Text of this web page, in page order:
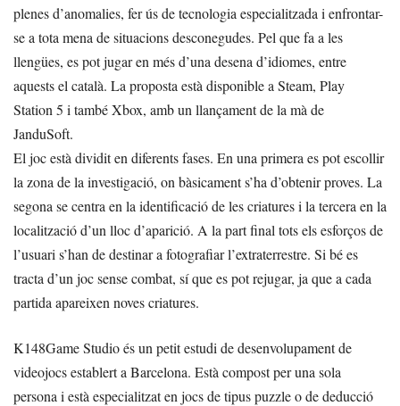
plenes d’anomalies, fer ús de tecnologia especialitzada i enfrontar-
se a tota mena de situacions desconegudes. Pel que fa a les
llengües, es pot jugar en més d’una desena d’idiomes, entre
aquests el català. La proposta està disponible a Steam, Play
Station 5 i també Xbox, amb un llançament de la mà de
JanduSoft.
El joc està dividit en diferents fases. En una primera es pot escollir
la zona de la investigació, on bàsicament s’ha d’obtenir proves. La
segona se centra en la identificació de les criatures i la tercera en la
localització d’un lloc d’aparició. A la part final tots els esforços de
l’usuari s’han de destinar a fotografiar l’extraterrestre. Si bé es
tracta d’un joc sense combat, sí que es pot rejugar, ja que a cada
partida apareixen noves criatures.
K148Game Studio és un petit estudi de desenvolupament de
videojocs establert a Barcelona. Està compost per una sola
persona i està especialitzat en jocs de tipus puzzle o de deducció